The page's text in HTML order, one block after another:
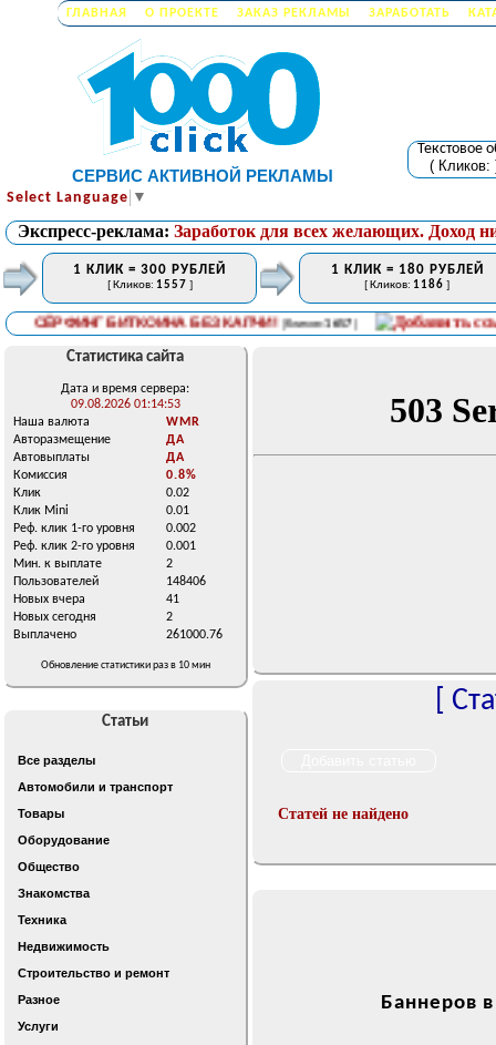
ГЛАВНАЯ О ПРОЕКТЕ ЗАКАЗ РЕКЛАМЫ ЗАРАБОТАТЬ
СЕРВИС АКТИВНОЙ РЕКЛАМЫ
Select Language ▼
Текстовое
( Кликов:
Экспресс-реклама: Заработок для всех желающих. Доход
1 КЛИК = 300 РУБЛЕЙ
[ Кликов: 1557 ]
1 КЛИК = 180 РУБЛЕЙ
[ Кликов: 1186 ]
СЁРФИНГ БИТКОИНА БЕЗ КАПЧИ![ Кликов:1657]
Статистика сайта
Дата и время сервера:
09.08.2026 01:14:53
Наша валюта
WMR
Авторазмещение
ДА
Автовыплаты
ДА
Комиссия
0.8%
Клик
0.02
Клик Mini
0.01
Реф. клик 1-го уровня
0.002
Реф. клик 2-го уровня
0.001
Мин. к выплате
2
Пользователей
148406
Новых вчера
41
Новых сегодня
2
Выплачено
261000.76
Обновление статистики раз в 10 мин
Статьи
Все разделы
Автомобили и транспорт
Товары
Оборудование
Общество
Знакомства
Техника
Недвижимость
Строительство и ремонт
Разное
Услуги
Статей не найдено
Баннеров